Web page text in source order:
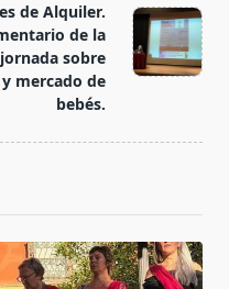
de Alquiler.
de la
sobre
mercado de
bebés.